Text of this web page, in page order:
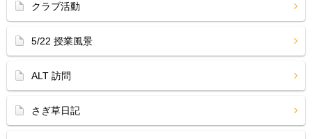
クラブ活動
5/22 授業風景
ALT 訪問
さぎ草日記